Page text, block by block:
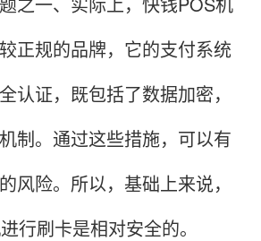
正规的品牌，它的支付系统
认证，既包括了数据加密，
制。通过这些措施，可以有
风险。所以，基础上来说，
行刷卡是相对安全的。